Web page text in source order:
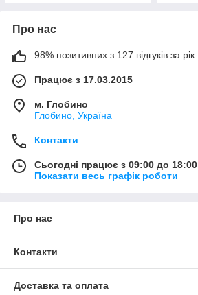
Про нас
98% позитивних з 127 відгуків за рік
Працює з 17.03.2015
м. Глобино
Глобино, Україна
Контакти
Сьогодні працює з 09:00 до 18:00
Показати весь графік роботи
Про нас
Контакти
Доставка та оплата